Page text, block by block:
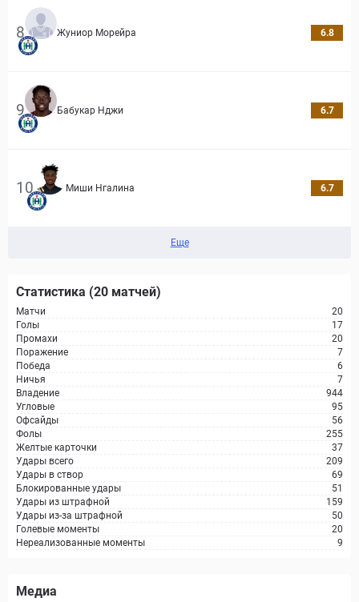
8 Жуниор Морейра 6.8
9 Бабукар Нджи 6.7
10 Миши Нгалина 6.7
Еще
Статистика (20 матчей)
Матчи
20
Голы
17
Промахи
20
Поражение
7
Победа
6
Ничья
7
Владение
944
Угловые
95
Офсайды
56
Фолы
255
Желтые карточки
37
Удары всего
209
Удары в створ
69
Блокированные удары
51
Удары из штрафной
159
Удары из-за штрафной
50
Голевые моменты
20
Нереализованные моменты
9
Медиа